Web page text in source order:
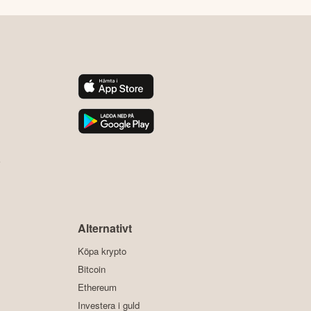
Alternativt
Köpa krypto
Bitcoin
Ethereum
Investera i guld